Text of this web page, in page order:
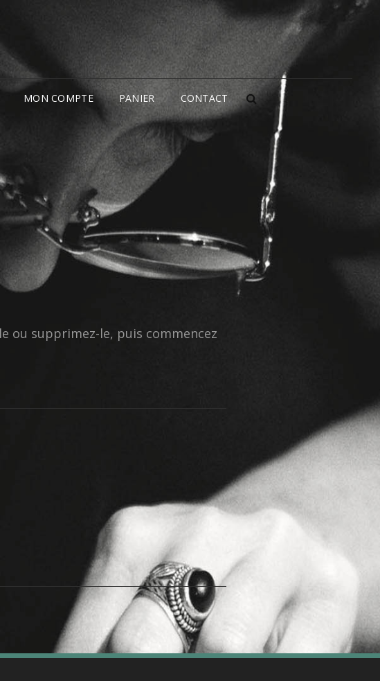
MON COMPTE PANIER CONTACT
SEARCH
ou supprimez-le, puis commencez